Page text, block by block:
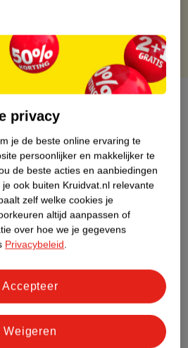
kaart
heeft (nog) geen Nature
Score.
informatie
privacy
je de beste online ervaring te
persoonlijker en makkelijker te
de beste acties en aanbiedingen
ook buiten Kruidvat.nl relevante
zelf welke cookies je
altijd aanpassen of
over hoe we je gegevens
Privacybeleid.
Weigeren
Accepteer